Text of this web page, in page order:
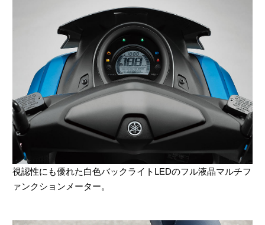
視認性にも優れた白色バックライトLEDのフル液晶マルチフ
ァンクションメーター。